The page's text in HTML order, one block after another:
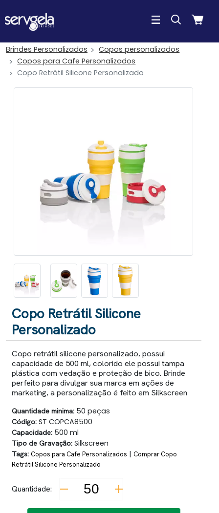
Brindes Personalizados
Copos personalizados
Copos para Cafe Personalizados
Copo Retrátil Silicone Personalizado
Copo Retrátil Silicone
Personalizado
Copo retrátil silicone personalizado, possui
capacidade de 500 ml, colorido ele possui tampa
plástica com vedação e proteção de bico. Brinde
perfeito para divulgar sua marca em ações de
marketing, a personalização é feito em Silkscreen
Quantidade minima: 50 peças
Código: ST COPCA8500
Capacidade: 500 ml
Tipo de Gravação: Silkscreen
Tags: Copos para Cafe Personalizados | Comprar Copo
Retrátil Silicone Personalizado
Quantidade: